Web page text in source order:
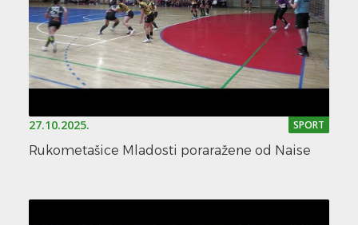
27.10.2025. SPORT
Rukometašice Mladosti poraražene od Naise